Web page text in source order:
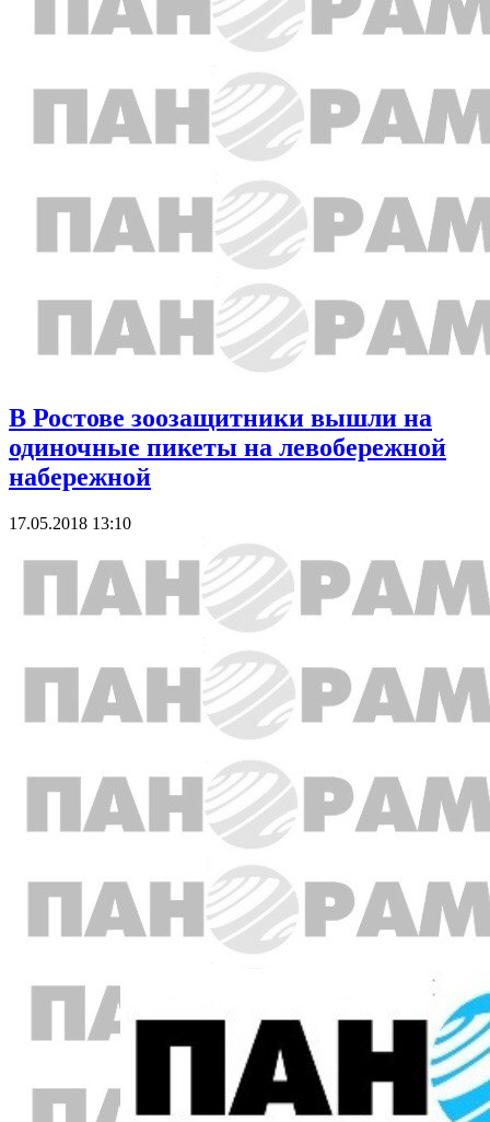
В Ростове зоозащитники вышли на
одиночные пикеты на левобережной
набережной
17.05.2018 13:10